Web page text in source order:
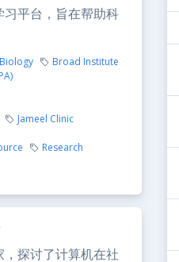
平台，旨在帮助科
Biology
Broad Institute
Jameel Clinic
Research
，探讨了计算机在社